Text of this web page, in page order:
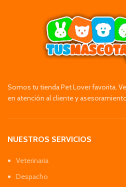
Somos tu tienda Pet Lover favorita.
en atención al cliente y
NUESTROS SERVICIOS
Veterinaria
Despacho